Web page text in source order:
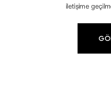
iletişime